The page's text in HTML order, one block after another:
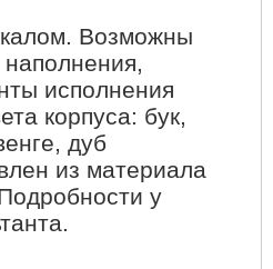
Возможны
исполнения
корпуса: бук,
дуб
из материала
у